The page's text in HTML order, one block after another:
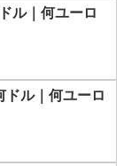
ル｜何ユーロ
ドル｜何ユーロ